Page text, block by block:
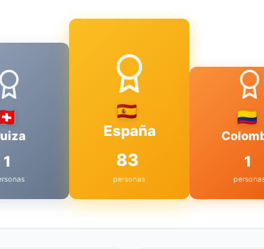
1
España
83
personas
1